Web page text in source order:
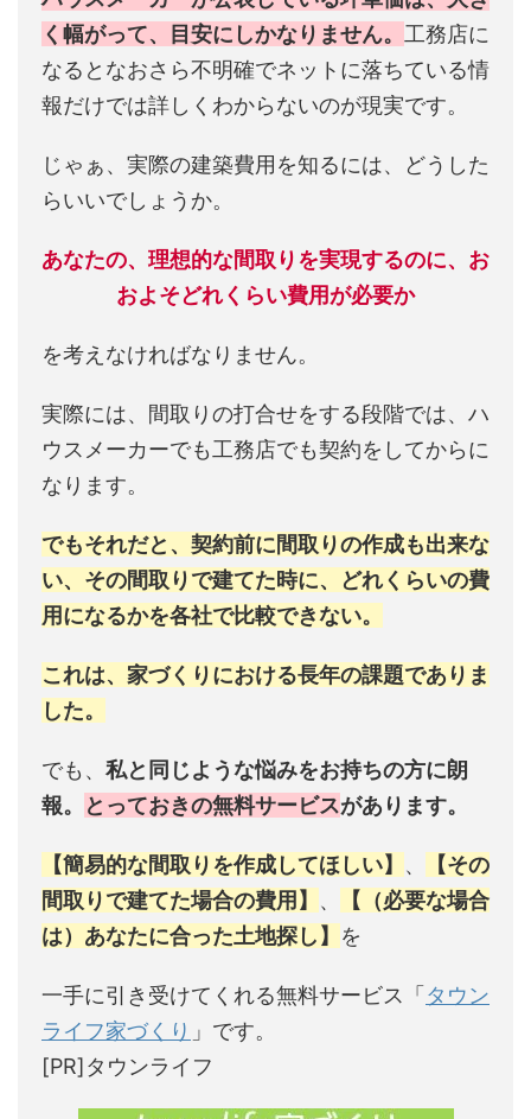
く幅がって、目安にしかなりません。 工務店に
なるとなおさら不明確でネットに落ちている情
報だけでは詳しくわからないのが現実です。
じゃぁ、実際の建築費用を知るには、どうした
らいいでしょうか。
あなたの、理想的な間取りを実現するのに、お
およそどれくらい費用が必要か
を考えなければなりません。
実際には、間取りの打合せをする段階では、ハ
ウスメーカーでも工務店でも契約をしてからに
なります。
でもそれだと、契約前に間取りの作成も出来な
い、その間取りで建てた時に、どれくらいの費
用になるかを各社で比較できない。
これは、家づくりにおける長年の課題でありま
した。
でも、 私と同じような悩みをお持ちの方に朗
報。
とっておきの無料サービスがあります。
【簡易的な間取りを作成してほしい】 、
【その
間取りで建てた場合の費用】 、
【（必要な場合
は）あなたに合った土地探し】 を
一手に引き受けてくれる無料サービス「タウン
ライフ家づくり 」です。
[PR]タウンライフ